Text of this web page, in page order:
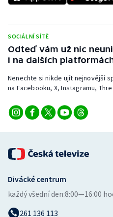
SOCIÁLNÍ SÍTĚ
Odteď vám už nic
i na dalších
Nenechte si nikde ujít nejnovější
na Facebooku, X, Instagramu,
Divácké centrum
každý všední den:8:00—16:00
261 136 113